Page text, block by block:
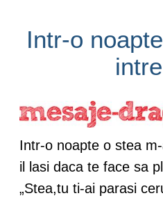
Intr-o
Intr-o noapte o stea
il lasi daca te face sa
„Stea,tu ti-ai parasi